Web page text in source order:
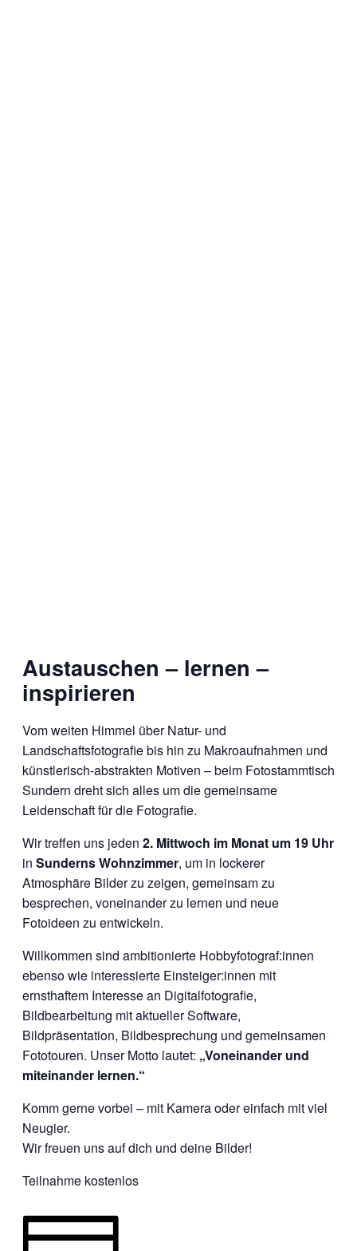
Austauschen – lernen –
inspirieren
Vom weiten Himmel über Natur- und
Landschaftsfotografie bis hin zu Makroaufnahmen und
künstlerisch-abstrakten Motiven – beim Fotostammtisch
Sundern dreht sich alles um die gemeinsame
Leidenschaft für die Fotografie.
Wir treffen uns jeden 2. Mittwoch im Monat um 19 Uhr
in Sunderns Wohnzimmer, um in lockerer
Atmosphäre Bilder zu zeigen, gemeinsam zu
besprechen, voneinander zu lernen und neue
Fotoideen zu entwickeln.
Willkommen sind ambitionierte Hobbyfotograf:innen
ebenso wie interessierte Einsteiger:innen mit
ernsthaftem Interesse an Digitalfotografie,
Bildbearbeitung mit aktueller Software,
Bildpräsentation, Bildbesprechung und gemeinsamen
Fototouren. Unser Motto lautet: „Voneinander und
miteinander lernen.“
Komm gerne vorbei – mit Kamera oder einfach mit viel
Neugier.
Wir freuen uns auf dich und deine Bilder!
Teilnahme kostenlos